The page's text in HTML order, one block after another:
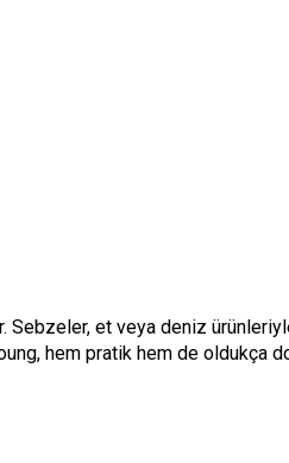
et veya deniz
hem pratik hem de oldukça